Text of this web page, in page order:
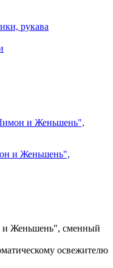
рукава
и Женьшень",
и Женьшень", сменный
освежителю